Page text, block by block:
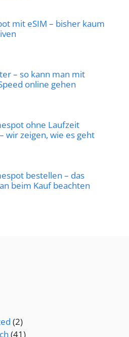
mit eSIM – bisher kaum
– so kann man mit
online gehen
ohne Laufzeit
wir zeigen, wie es geht
bestellen – das
beim Kauf beachten
(2)
(41)